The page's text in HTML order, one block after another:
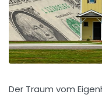
Der Traum vom